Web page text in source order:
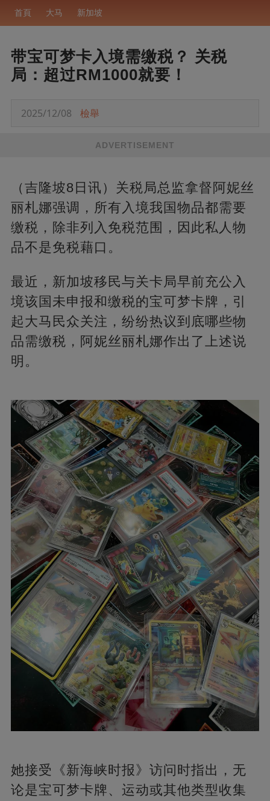
首頁 大马 新加坡
带宝可梦卡入境需缴税？ 关税
局：超过RM1000就要！
2025/12/08 檢舉
ADVERTISEMENT
（吉隆坡8日讯）关税局总监拿督阿妮丝
丽札娜强调，所有入境我国物品都需要
缴税，除非列入免税范围，因此私人物
品不是免税藉口。
最近，新加坡移民与关卡局早前充公入
境该国未申报和缴税的宝可梦卡牌，引
起大马民众关注，纷纷热议到底哪些物
品需缴税，阿妮丝丽札娜作出了上述说
明。
她接受《新海峡时报》访问时指出，无
论是宝可梦卡牌、运动或其他类型收集